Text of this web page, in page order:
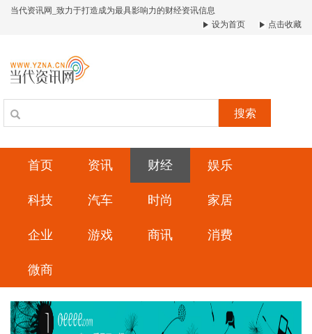
当代资讯网_致力于打造成为最具影响力的财经资讯信息
设为首页
点击收藏
搜索
首页 资讯 财经 娱乐
科技 汽车 时尚 家居
企业 游戏 商讯 消费
微商